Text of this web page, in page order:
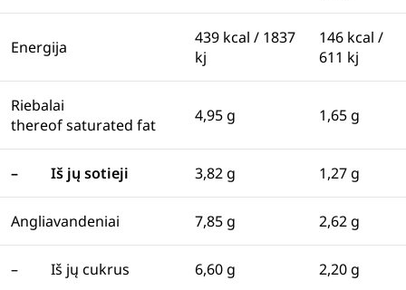
Energija
439 kcal / 1837
kj
146 kcal /
611 kj
Riebalai
thereof saturated fat
4,95 g 1,65 g
– Iš jų sotieji 3,82 g 1,27 g
Angliavandeniai 7,85 g 2,62 g
– Iš jų cukrus 6,60 g 2,20 g